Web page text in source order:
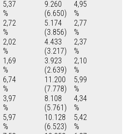
5,37
%
9.260
(6.650)
4,95
%
2,72
%
5.174
(3.856)
2,77
%
2,02
%
4.433
(3.217)
2,37
%
1,69
%
3.923
(2.639)
2,10
%
6,74
%
11.200
(7.778)
5,99
%
3,97
%
8.108
(5.761)
4,34
%
5,97
%
10.128
(6.523)
5,42
%